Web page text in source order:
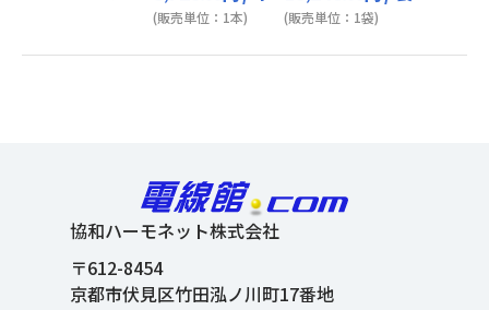
(販売単位：1本) (販売単位：1袋)
協和ハーモネット株式会社
〒612-8454
京都市伏見区竹田泓ノ川町17番地